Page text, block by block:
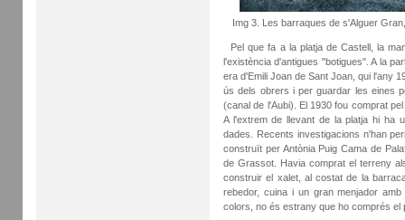
Img 3. Les barraques de s'Alguer
Pel que fa a la platja de Castell, la
l'existència d'antigues "botigues". A la
era d'Emili Joan de Sant Joan, qui l'any
ús dels obrers i per guardar les eines
(canal de l'Aubi). El 1930 fou comprat
A l'extrem de llevant de la platja hi ha
dades. Recents investigacions n'han
construït per Antònia Puig Cama de
de Grassot. Havia comprat el terreny
construir el xalet, al costat de la
rebedor, cuina i un gran menjador
colors, no és estrany que ho comprés el